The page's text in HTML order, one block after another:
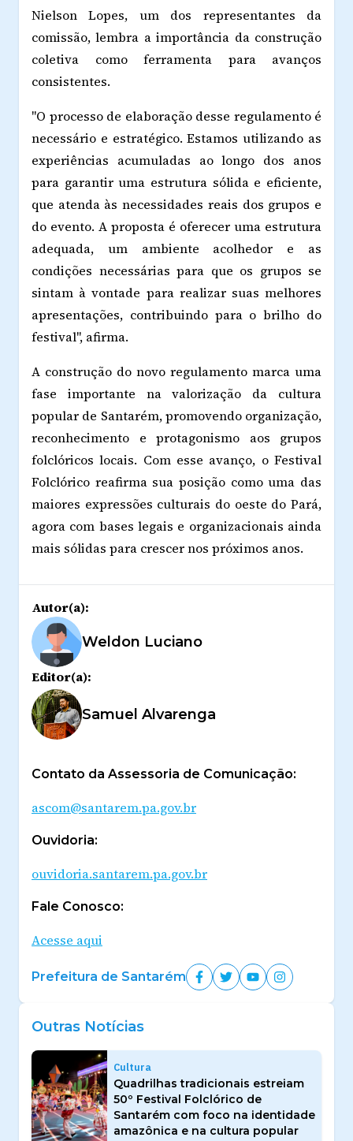
Nielson Lopes, um dos representantes da
comissão, lembra a importância da construção
coletiva como ferramenta para avanços
consistentes.
"O processo de elaboração desse regulamento é
necessário e estratégico. Estamos utilizando as
experiências acumuladas ao longo dos anos
para garantir uma estrutura sólida e eficiente,
que atenda às necessidades reais dos grupos e
do evento. A proposta é oferecer uma estrutura
adequada, um ambiente acolhedor e as
condições necessárias para que os grupos se
sintam à vontade para realizar suas melhores
apresentações, contribuindo para o brilho do
festival", afirma.
A construção do novo regulamento marca uma
fase importante na valorização da cultura
popular de Santarém, promovendo organização,
reconhecimento e protagonismo aos grupos
folclóricos locais. Com esse avanço, o Festival
Folclórico reafirma sua posição como uma das
maiores expressões culturais do oeste do Pará,
agora com bases legais e organizacionais ainda
mais sólidas para crescer nos próximos anos.
Autor(a):
Weldon Luciano
Editor(a):
Samuel Alvarenga
Contato da Assessoria de Comunicação:
ascom@santarem.pa.gov.br
Ouvidoria:
ouvidoria.santarem.pa.gov.br
Fale Conosco:
Acesse aqui
Prefeitura de Santarém
Outras Notícias
Cultura
Quadrilhas tradicionais estreiam
50º Festival Folclórico de
Santarém com foco na identidade
amazônica e na cultura popular